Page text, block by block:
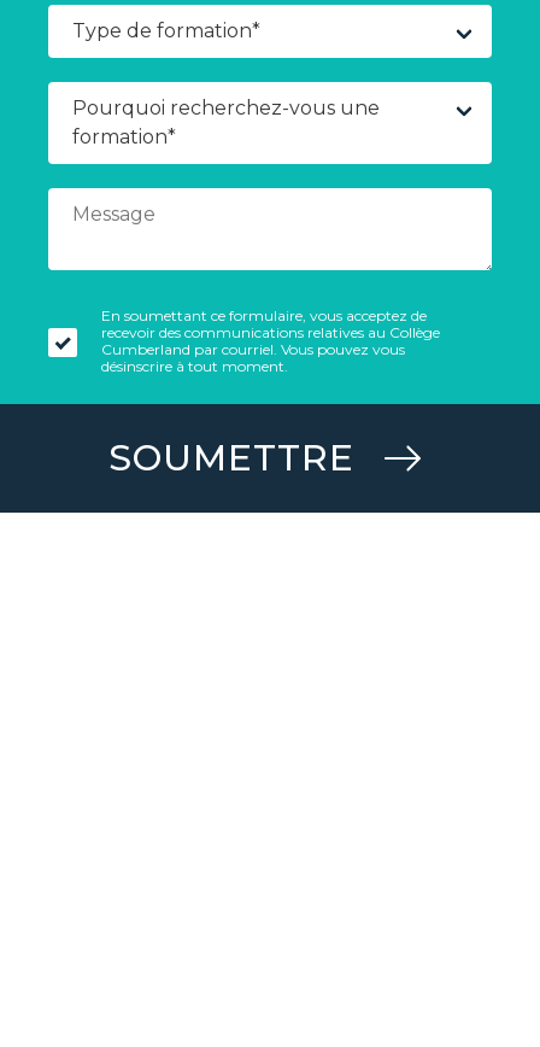
En soumettant ce formulaire, vous acceptez de
recevoir des communications relatives au Collège
Cumberland par courriel. Vous pouvez vous
désinscrire à tout moment.
SOUMETTRE